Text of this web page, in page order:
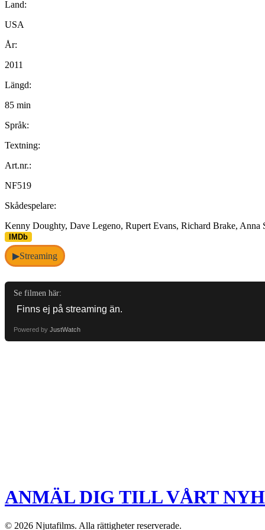
Land:
USA
År:
2011
Längd:
85 min
Språk:
Textning:
Art.nr.:
NF519
Skådespelare:
Kenny Doughty, Dave Legeno, Rupert Evans, Richard Brake, Anna
IMDb
▶Streaming
Se filmen här:
Powered by JustWatch
ANMÄL DIG TILL VÅRT
© 2026 Njutafilms. Alla rättigheter reserverade.